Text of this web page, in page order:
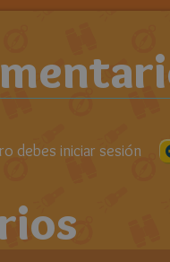
debes iniciar sesión